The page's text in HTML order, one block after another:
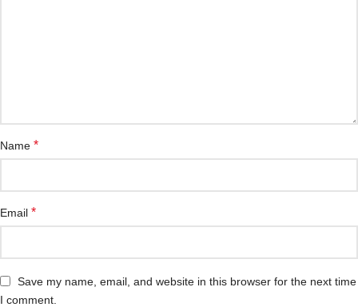
Name *
Email *
Save my name, email, and website in this browser for the next time
I comment.